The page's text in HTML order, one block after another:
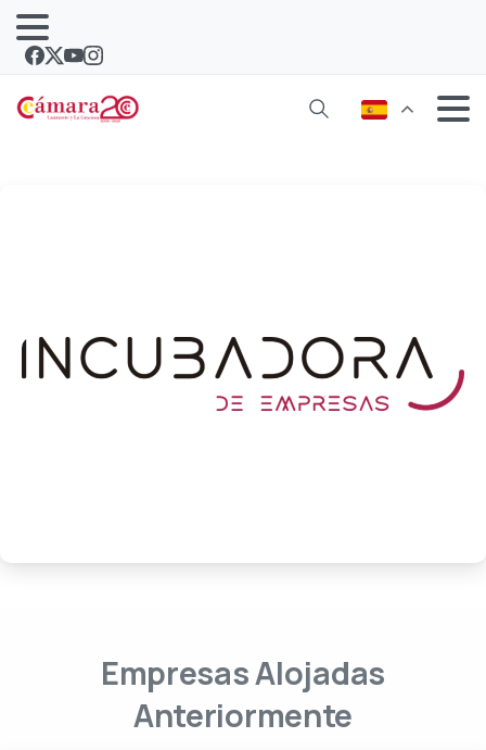
EmpresasAlojadas
Anteriormente